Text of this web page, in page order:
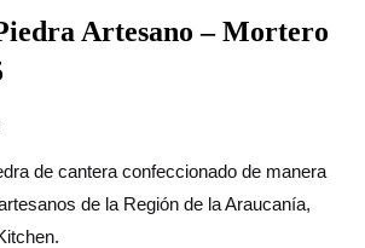
Artesano – Mortero
de cantera confeccionado de manera
de la Región de la Araucanía,